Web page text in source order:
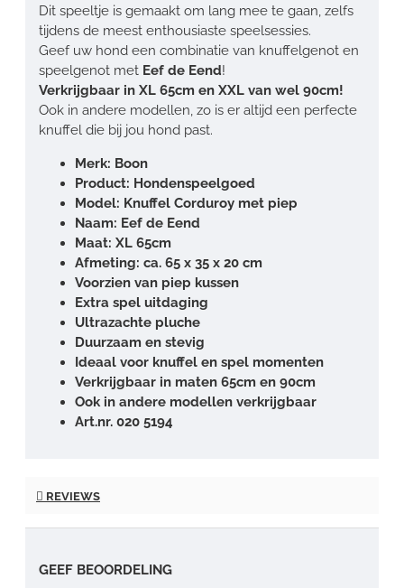
Dit speeltje is gemaakt om lang mee te gaan, zelfs
tijdens de meest enthousiaste speelsessies.
Geef uw hond een combinatie van knuffelgenot en
speelgenot met Eef de Eend!
Verkrijgbaar in XL 65cm en XXL van wel 90cm!
Ook in andere modellen, zo is er altijd een perfecte
knuffel die bij jou hond past.
Merk: Boon
Product: Hondenspeelgoed
Model: Knuffel Corduroy met piep
Naam: Eef de Eend
Maat: XL 65cm
Afmeting: ca. 65 x 35 x 20 cm
Voorzien van piep kussen
Extra spel uitdaging
Ultrazachte pluche
Duurzaam en stevig
Ideaal voor knuffel en spel momenten
Verkrijgbaar in maten 65cm en 90cm
Ook in andere modellen verkrijgbaar
Art.nr. 020 5194
REVIEWS
GEEF BEOORDELING